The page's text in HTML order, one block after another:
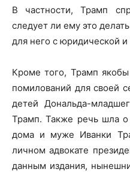
В частности, Трамп
следует ли ему это
для него с юридической
Кроме того, Трамп
помилований для своей
детей Дональда-
Трамп. Также речь шла
дома и муже Иванки
личном адвокате
данным издания,